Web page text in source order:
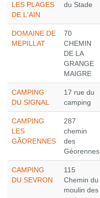
LES PLAGES
DE L'AIN
du Stade
DOMAINE DE
MEPILLAT
70
CHEMIN
DE LA
GRANGE
MAIGRE
CAMPING
DU SIGNAL
17 rue du
camping
CAMPING
LES
GÃORENNES
287
chemin
des
Géorennes
CAMPING
DU SEVRON
115
Chemin du
moulin des